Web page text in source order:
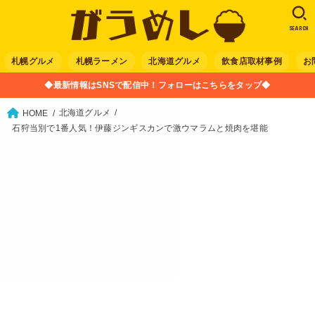
札幌グルメ 札幌ラーメン 北海道グルメ 飲食店取材事例 お
SEARCH
◆最新情報はSNSで配信中！フォローはこちらをタップ◆
HOME
北海道グルメ
石狩当別で1番人気！伊藤ジンギスカンで激ウマラムと焼肉を堪能